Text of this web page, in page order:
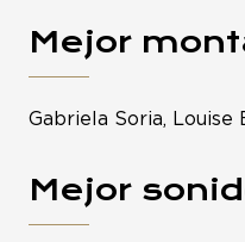
Mejor
Gabriela Soria, Louise
Mejor